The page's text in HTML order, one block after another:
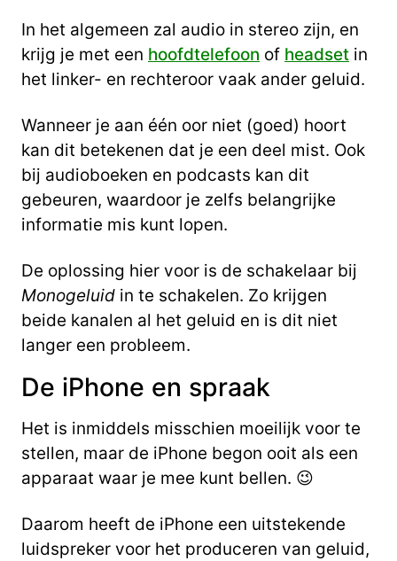
In het algemeen zal audio in stereo zijn, en
krijg je met een hoofdtelefoon of headset in
het linker- en rechteroor vaak ander geluid.
Wanneer je aan één oor niet (goed) hoort
kan dit betekenen dat je een deel mist. Ook
bij audioboeken en podcasts kan dit
gebeuren, waardoor je zelfs belangrijke
informatie mis kunt lopen.
De oplossing hier voor is de schakelaar bij
Monogeluid in te schakelen. Zo krijgen
beide kanalen al het geluid en is dit niet
langer een probleem.
De iPhone en spraak
Het is inmiddels misschien moeilijk voor te
stellen, maar de iPhone begon ooit als een
apparaat waar je mee kunt bellen. 😉
Daarom heeft de iPhone een uitstekende
luidspreker voor het produceren van geluid,